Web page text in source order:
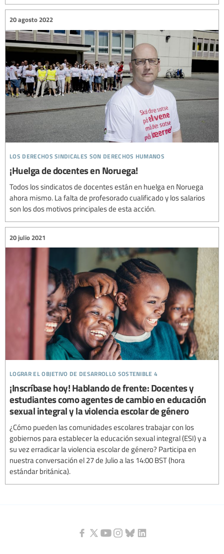
los derechos sindicales son derechos humanos
20 agosto 2022
¡Huelga de docentes en Noruega!
Todos los sindicatos de docentes están en huelga en Noruega
ahora mismo. La falta de profesorado cualificado y los salarios
son los dos motivos principales de esta acción.
lograr el objetivo de desarrollo sostenible 4
20 julio 2021
¡Inscríbase hoy! Hablando de frente: Docentes y
estudiantes como agentes de cambio en educación
sexual integral y la violencia escolar de género
¿Cómo pueden las comunidades escolares trabajar con los
gobiernos para establecer la educación sexual integral (ESI) y a
su vez erradicar la violencia escolar de género? Participa en
nuestra conversación el 27 de Julio a las 14:00 BST (hora
estándar británica).